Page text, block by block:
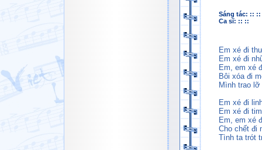
Sáng tác: :: ::
Ca sĩ: :: ::
Em xé đi
Em xé đi
Em, em xé
Bôi xóa đi
Mình trao lỡ
Em xé đi
Em xé đi
Em, em xé
Cho chết đi
Tình ta trót